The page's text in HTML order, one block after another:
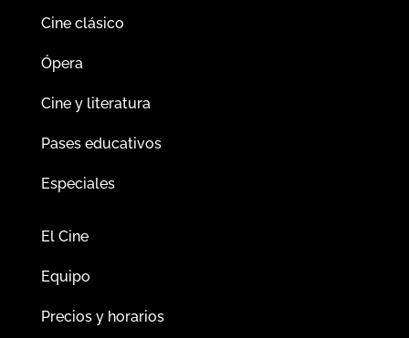
Cine clásico
Ópera
Cine y literatura
Pases educativos
Especiales
El Cine
Equipo
Precios y horarios